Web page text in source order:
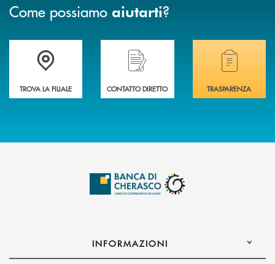
Come possiamo aiutarti?
Accedi all' elenco completo delle filiali .
TROVA LA FILIALE
Hai bisogno di assistenza immediata?
CONTATTO DIRETTO
Hai bisogno di
TRASPARENZA
INFORMAZIONI